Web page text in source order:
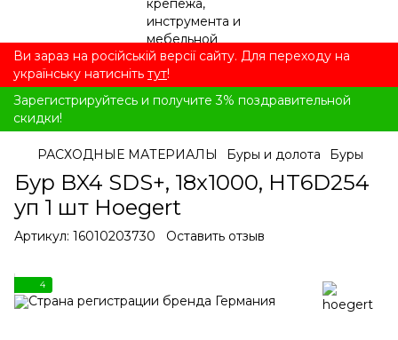
Ви зараз на російській версії сайту. Для переходу на
українську натисніть тут!
Зарегистрируйтесь и получите 3% поздравительной
скидки!
РАСХОДНЫЕ МАТЕРИАЛЫ Буры и долота Буры
Бур BX4 SDS+, 18x1000, HT6D254
уп 1 шт Hoegert
Артикул: 16010203730 Оставить отзыв
4